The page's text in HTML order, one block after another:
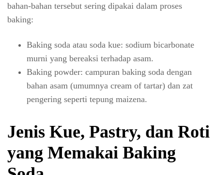
bahan-bahan tersebut sering dipakai dalam proses
baking:
Baking soda atau soda kue: sodium bicarbonate
murni yang bereaksi terhadap asam.
Baking powder: campuran baking soda dengan
bahan asam (umumnya cream of tartar) dan zat
pengering seperti tepung maizena.
Jenis Kue, Pastry, dan Roti
yang Memakai Baking